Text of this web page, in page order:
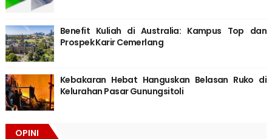
Benefit Kuliah di Australia: Kampus Top dan
Prospek Karir Cemerlang
Kebakaran Hebat Hanguskan Belasan Ruko di
Kelurahan Pasar Gunungsitoli
OPINI